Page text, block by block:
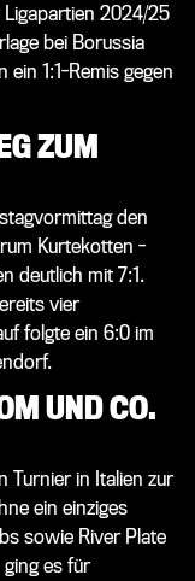
2024/25
bei Borussia
ein 1:1-Remis gegen
ZUM
den
Kurtekotten -
deutlich mit 7:1.
vier
folgte ein 6:0 im
UND CO.
Turnier in Italien zur
ein einziges
sowie River Plate
es für